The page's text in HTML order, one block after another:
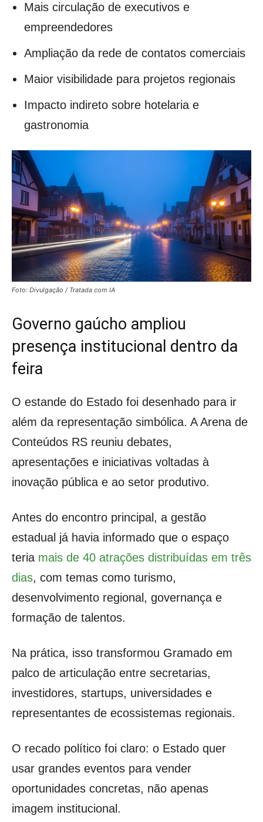
Mais circulação de executivos e
empreendedores
Ampliação da rede de contatos comerciais
Maior visibilidade para projetos regionais
Impacto indireto sobre hotelaria e
gastronomia
Foto: Divulgação / Tratada com IA
Governo gaúcho ampliou
presença institucional dentro da
feira
O estande do Estado foi desenhado para ir
além da representação simbólica. A Arena de
Conteúdos RS reuniu debates,
apresentações e iniciativas voltadas à
inovação pública e ao setor produtivo.
Antes do encontro principal, a gestão
estadual já havia informado que o espaço
teria mais de 40 atrações distribuídas em três
dias, com temas como turismo,
desenvolvimento regional, governança e
formação de talentos.
Na prática, isso transformou Gramado em
palco de articulação entre secretarias,
investidores, startups, universidades e
representantes de ecossistemas regionais.
O recado político foi claro: o Estado quer
usar grandes eventos para vender
oportunidades concretas, não apenas
imagem institucional.